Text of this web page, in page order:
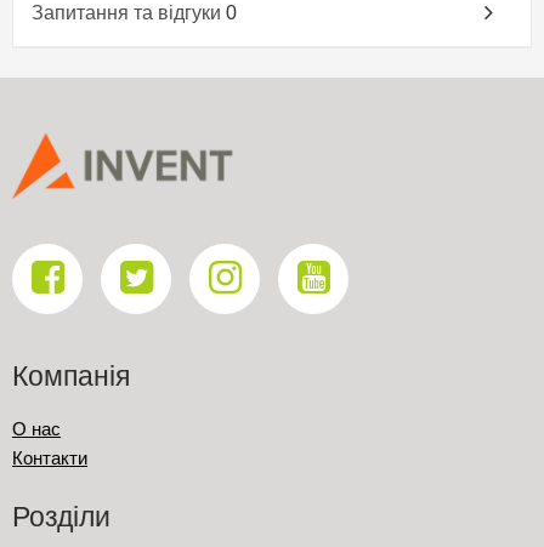
Запитання та відгуки 0
Компанія
О нас
Контакти
Розділи